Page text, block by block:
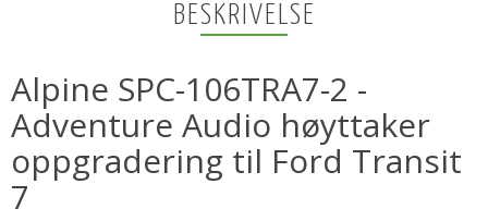
BESKRIVELSE
Alpine SPC-106TRA7-2 -
Adventure Audio høyttaker
oppgradering til Ford Transit
7